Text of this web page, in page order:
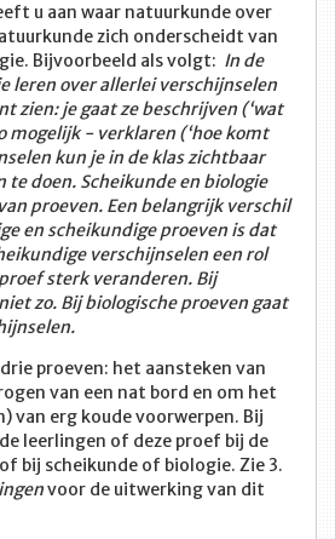
u aan waar natuurkunde over
zich onderscheidt van
Bijvoorbeeld als volgt: In de
leren over allerlei verschijnselen
zien: je gaat ze beschrijven (‘wat
mogelijk - verklaren (‘hoe komt
kun je in de klas zichtbaar
te doen. Scheikunde en biologie
proeven. Een belangrijk verschil
en scheikundige proeven is dat
verschijnselen een rol
sterk veranderen. Bij
zo. Bij biologische proeven gaat
proeven: het aansteken van
van een nat bord en om het
van erg koude voorwerpen. Bij
leerlingen of deze proef bij de
bij scheikunde of biologie. Zie 3.
voor de uitwerking van dit